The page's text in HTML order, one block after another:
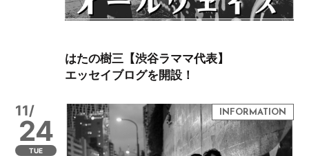
はたの樹三【渋谷ラママ代表】
エッセイブログを開設！
11/
24
TUE